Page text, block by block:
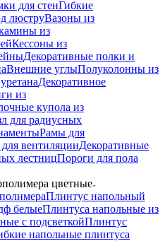
для стенГибкие
люструВазоны из
из
Кессоны из
Декоративные полки и
Внешние углыПолуколонны из
Декоративное
из
купола из
для радиусных
Рамы для
вентиляцииДекоративные
лестницПороги для пола
цветные
Плинтус напольный
белыеПлинтуса напольные из
с подсветкойПлинтус
напольные плинтуса